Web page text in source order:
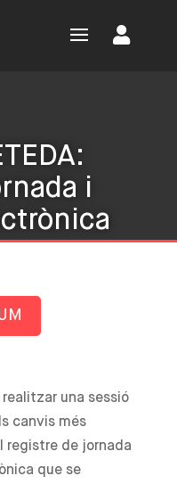
i
realitzar una sessió
canvis més
registre de jornada
que se